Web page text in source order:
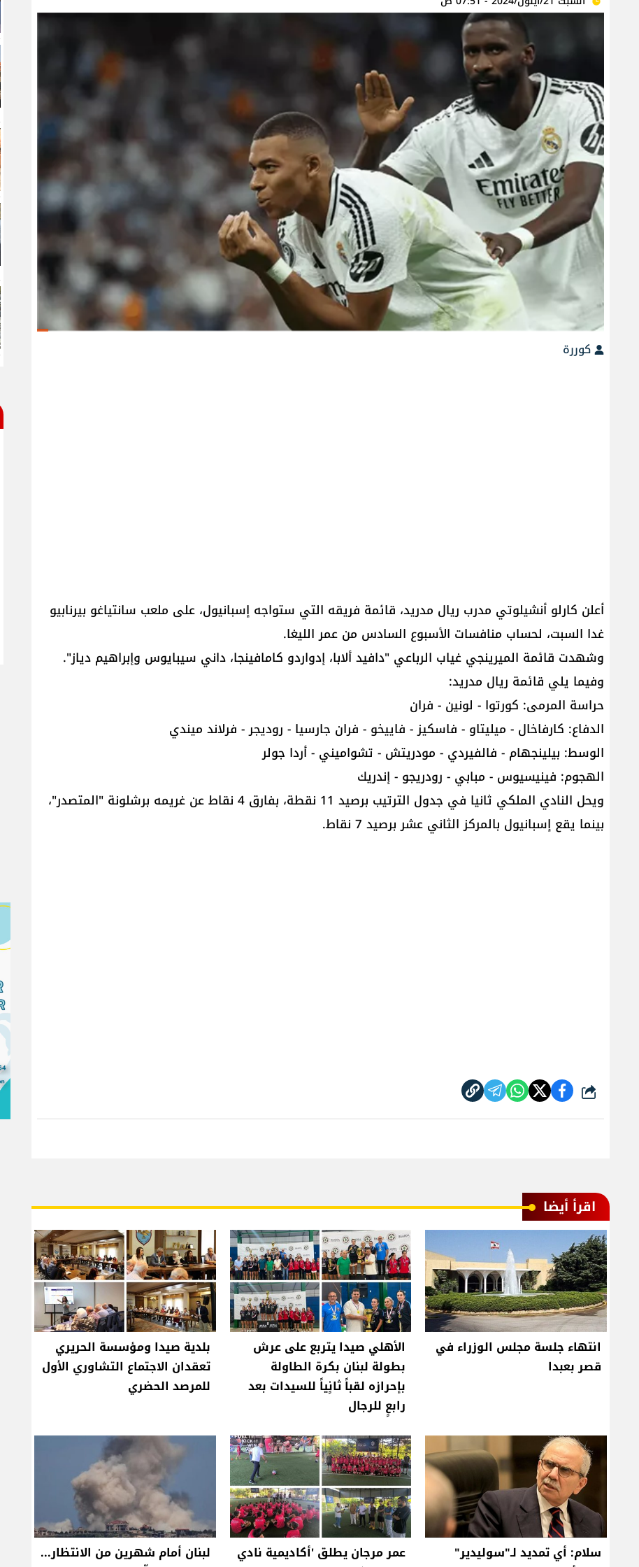
كوررة
أعلن كارلو أنشيلوتي مدرب ريال مدريد، قائمة فريقه التي ستواجه إسبانيول، على ملعب سانتياغو بيرنابيو
غدا السبت، لحساب منافسات الأسبوع السادس من عمر الليغا.
وشهدت قائمة الميرينجي غياب الرباعي "دافيد ألابا، إدواردو كامافينجا، داني سيبايوس وإبراهيم دياز".
وفيما يلي قائمة ريال مدريد:
حراسة المرمى: كورتوا - لونين - فران
الدفاع: كارفاخال - ميليتاو - فاسكيز - فاييخو - فران جارسيا - روديجر - فرلاند ميندي
الوسط: بيلينجهام - فالفيردي - مودريتش - تشواميني - أردا جولر
الهجوم: فينيسيوس - مبابي - رودريجو - إندريك
ويحل النادي الملكي ثانيا في جدول الترتيب برصيد 11 نقطة، بفارق 4 نقاط عن غريمه برشلونة "المتصدر"،
بينما يقع إسبانيول بالمركز الثاني عشر برصيد 7 نقاط.
شارك
اقرأ أيضا
انتهاء جلسة مجلس الوزراء في
قصر بعبدا
الأهلي صيدا يتربع على عرش
بطولة لبنان بكرة الطاولة
بإحرازه لقباً ثانٍياً للسيدات بعد
رابعٍ للرجال
بلدية صيدا ومؤسسة الحريري
تعقدان الاجتماع التشاوري الأول
للمرصد الحضري
سلام: أي تمديد لـ"سوليدير"
عمر مرجان يطلق 'أكاديمية نادي
لبنان أمام شهرين من الانتظار...